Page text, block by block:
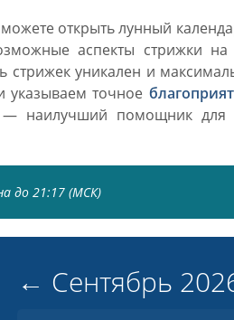
открыть лунный
аспекты стрижки на
уникален и
точное
наилучший помощник для
до 21:17 (МСК)
← Сентябрь